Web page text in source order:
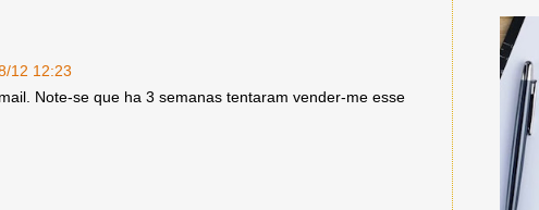
12 12:23
Note-se que ha 3 semanas tentaram vender-me esse